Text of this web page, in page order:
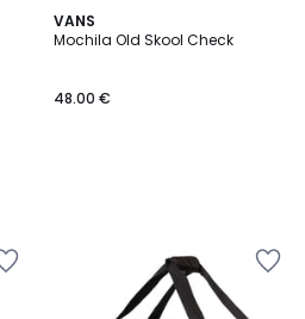
VANS
Mochila Old Skool Check
48.00 €